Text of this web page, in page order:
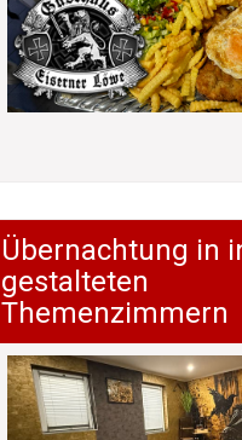
Übernachtung in
gestalteten
Themenzimmern